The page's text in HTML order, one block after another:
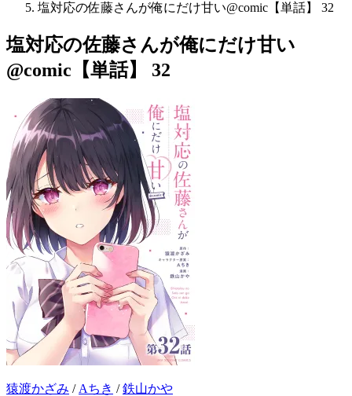
塩対応の佐藤さんが俺にだけ甘い@comic【単話】 32
塩対応の佐藤さんが俺にだけ甘い
@comic【単話】 32
猿渡かざみ / Aちき /鉄山かや